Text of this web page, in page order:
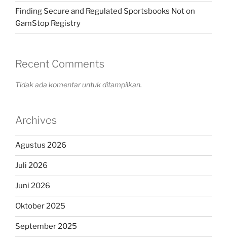
Finding Secure and Regulated Sportsbooks Not on
GamStop Registry
Recent Comments
Tidak ada komentar untuk ditampilkan.
Archives
Agustus 2026
Juli 2026
Juni 2026
Oktober 2025
September 2025